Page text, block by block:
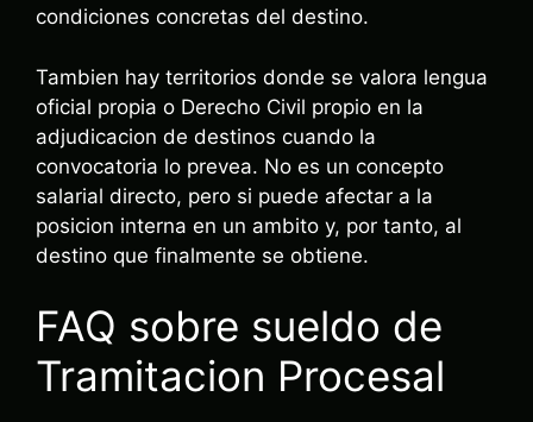
condiciones concretas del destino.
Tambien hay territorios donde se valora lengua
oficial propia o Derecho Civil propio en la
adjudicacion de destinos cuando la
convocatoria lo prevea. No es un concepto
salarial directo, pero si puede afectar a la
posicion interna en un ambito y, por tanto, al
destino que finalmente se obtiene.
FAQ sobre sueldo de
Tramitacion Procesal